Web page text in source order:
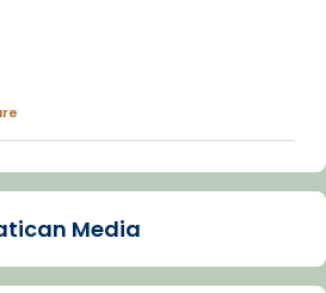
de Barcelona
depressió. Fa gairebé
Lluís Companys, la
Media